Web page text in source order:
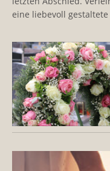
eine liebevoll